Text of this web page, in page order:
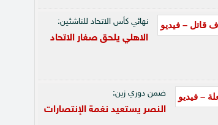
نهائي كأس الاتحاد للناشئين:
الاهلي يلحق صغار الاتحاد
ضمن دوري زين:
النصر يستعيد نغمة الإنتصارات